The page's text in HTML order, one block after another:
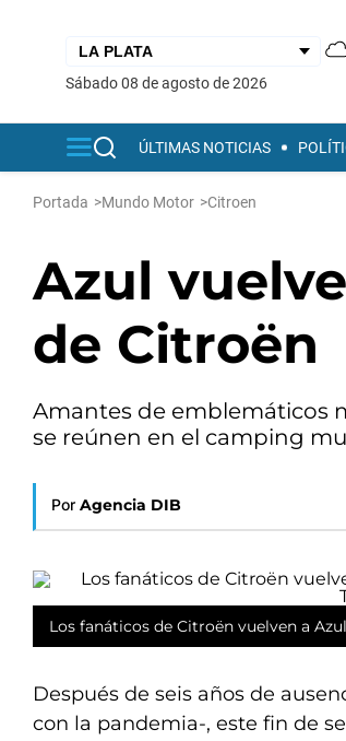
sábado 08 de agosto de 2026
ÚLTIMAS NOTICIAS
Portada >Mundo Motor >Citroen
Azul
de Citroën
Amantes de emblemáticos
se reúnen en el camping
Por Agencia DIB
Los fanáticos de Citroën vuelven a
Después de seis años de
con la pandemia-, este fin de